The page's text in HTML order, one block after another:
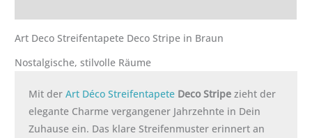
Art Deco Streifentapete Deco Stripe in Braun
Nostalgische, stilvolle Räume
Mit derArt Déco Streifentapete Deco Stripe zieht der
elegante Charme vergangener Jahrzehnte in Dein
Zuhause ein. Das klare Streifenmuster erinnert an